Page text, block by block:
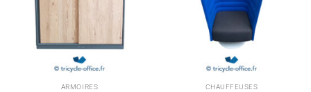
ARMOIRES CHAUFFEUSES